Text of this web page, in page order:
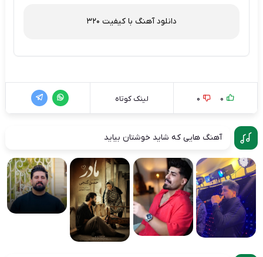
دانلود آهنگ با کیفیت 320
0
0 لینک کوتاه
آهنگ هایی که شاید خوشتان بیاید